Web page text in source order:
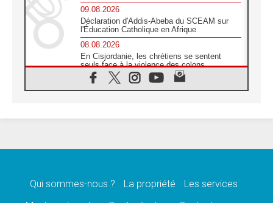
09.08.2026
Déclaration d'Addis-Abeba du SCEAM sur
l'Éducation Catholique en Afrique
08.08.2026
En Cisjordanie, les chrétiens se sentent
seuls face à la violence des colons
08.08.2026
Léon XIV au sanctuaire de Notre Dame du
08.08.2026
08.08.2026
Qui sommes-nous ? La propriété
Les services